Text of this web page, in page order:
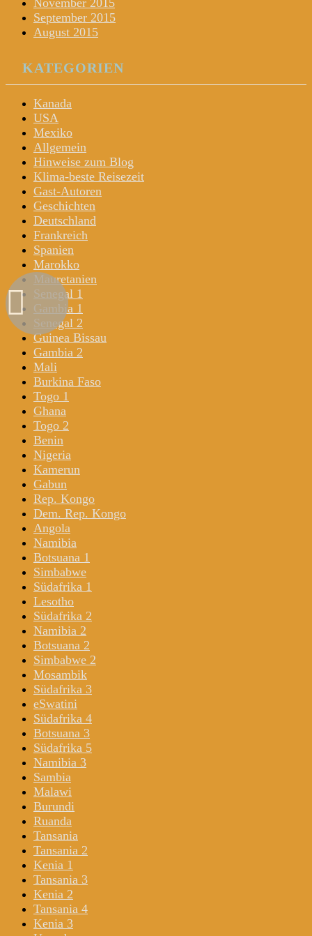
September 2015
August 2015
KATEGORIEN
Kanada
USA
Mexiko
Allgemein
Hinweise zum Blog
Klima-beste Reisezeit
Gast-Autoren
Geschichten
Deutschland
Frankreich
Spanien
Marokko
Mauretanien
Senegal 1
Gambia 1
Senegal 2
Guinea Bissau
Gambia 2
Mali
Burkina Faso
Togo 1
Ghana
Togo 2
Benin
Nigeria
Kamerun
Gabun
Rep. Kongo
Dem. Rep. Kongo
Angola
Namibia
Botsuana 1
Simbabwe
Südafrika 1
Lesotho
Südafrika 2
Namibia 2
Botsuana 2
Simbabwe 2
Mosambik
Südafrika 3
eSwatini
Südafrika 4
Botsuana 3
Südafrika 5
Namibia 3
Sambia
Malawi
Burundi
Ruanda
Tansania
Tansania 2
Kenia 1
Tansania 3
Kenia 2
Tansania 4
Kenia 3